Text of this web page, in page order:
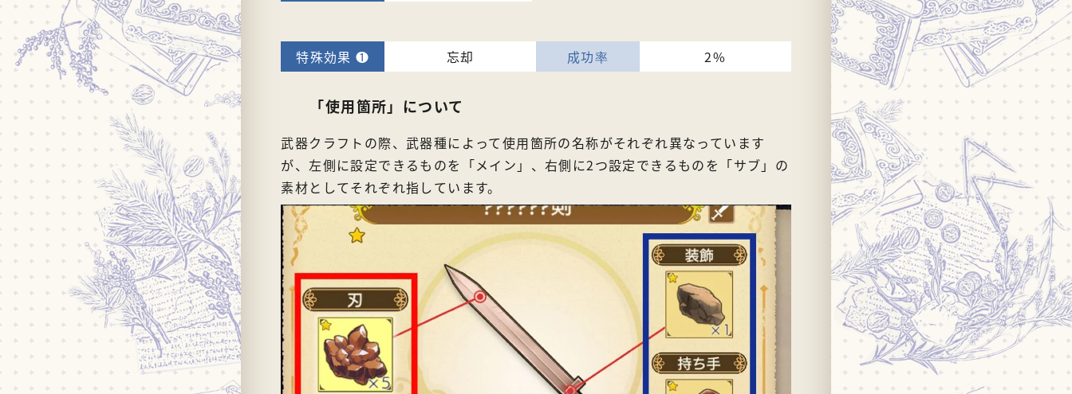
忘却 2%
「使用箇所」について
武器クラフトの際、武器種によって使用箇所の名称がそれぞれ異なっています
が、左側に設定できるものを「メイン」、右側に2つ設定できるものを「サブ」の
素材としてそれぞれ指しています。